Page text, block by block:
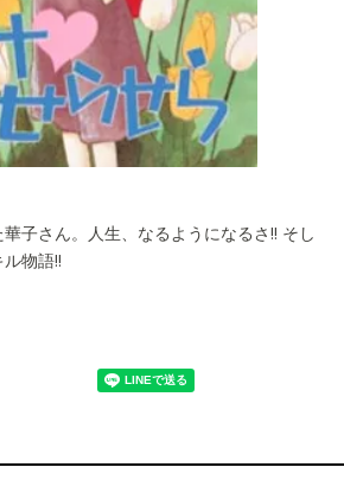
子さん。人生、なるようになるさ!! そし
物語!!